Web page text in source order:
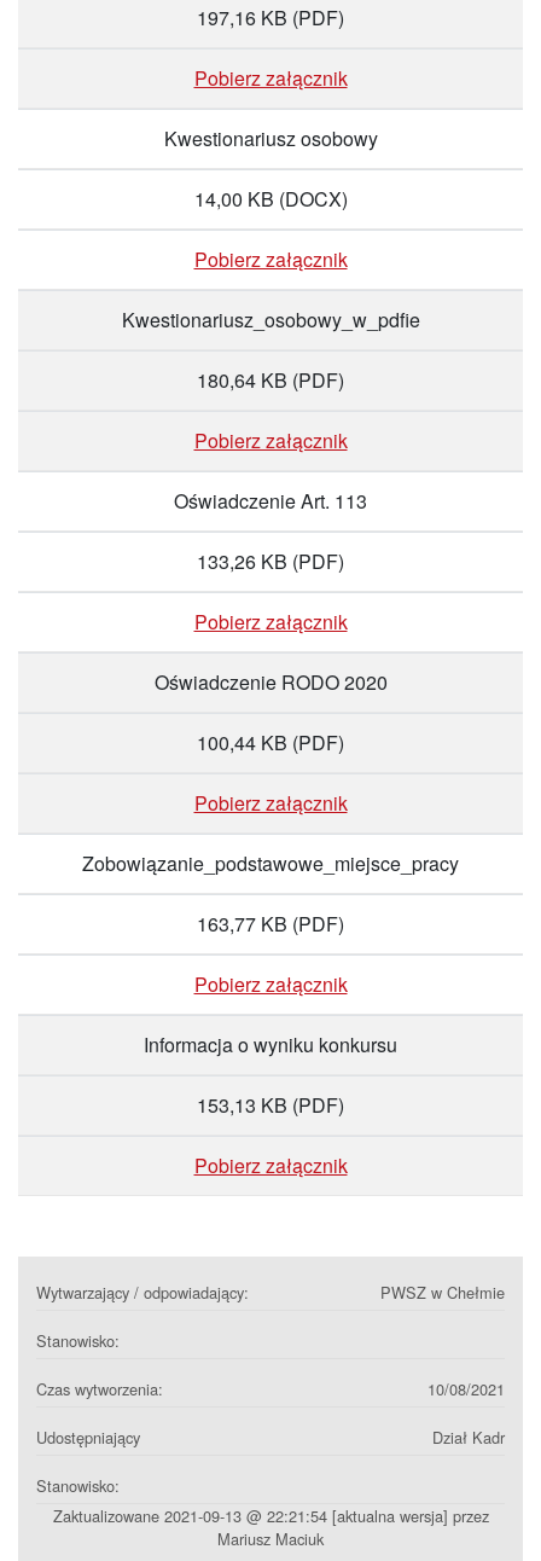
197,16 KB (PDF)
Pobierz załącznik
Kwestionariusz osobowy
14,00 KB (DOCX)
Pobierz załącznik
Kwestionariusz_osobowy_w_pdfie
180,64 KB (PDF)
Pobierz załącznik
Oświadczenie Art. 113
133,26 KB (PDF)
Pobierz załącznik
Oświadczenie RODO 2020
100,44 KB (PDF)
Pobierz załącznik
Zobowiązanie_podstawowe_miejsce_pracy
163,77 KB (PDF)
Pobierz załącznik
Informacja o wyniku konkursu
153,13 KB (PDF)
Pobierz załącznik
Wytwarzający / odpowiadający: PWSZ w Chełmie
Stanowisko:
Czas wytworzenia: 10/08/2021
Udostępniający Dział Kadr
Stanowisko:
Zaktualizowane 2021-09-13 @ 22:21:54 [aktualna wersja] przez
Mariusz Maciuk